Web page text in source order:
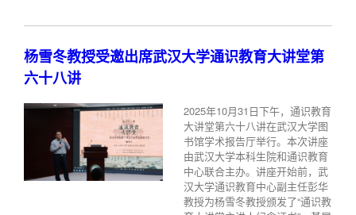
杨雪冬教授受邀出席武汉大学通识教育大讲堂第
六十八讲
2025年10月31日下午，通识教育
大讲堂第六十八讲在武汉大学图
书馆学术报告厅举行。本次讲座
由武汉大学本科生院和通识教育
中心联合主办。讲座开始前，武
汉大学通识教育中心副主任彭华
教授为杨雪冬教授颁发了“通识教